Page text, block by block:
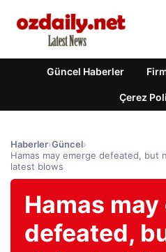
Güncel Haberler
Çerez
Haberler›Güncel›
Hamas may emerge defeated, but
latest blows
Hamas
defeated,